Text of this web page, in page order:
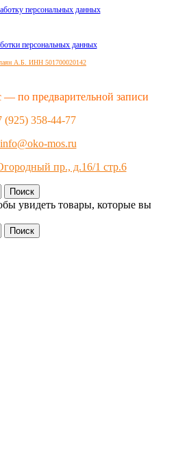
персональных данных
персональных данных
А.Б. ИНН 501700020142
— по предварительной записи
(925) 358-44-77
info@oko-mos.ru
пр., д.16/1 стр.6
Поиск
увидеть товары, которые вы
Поиск